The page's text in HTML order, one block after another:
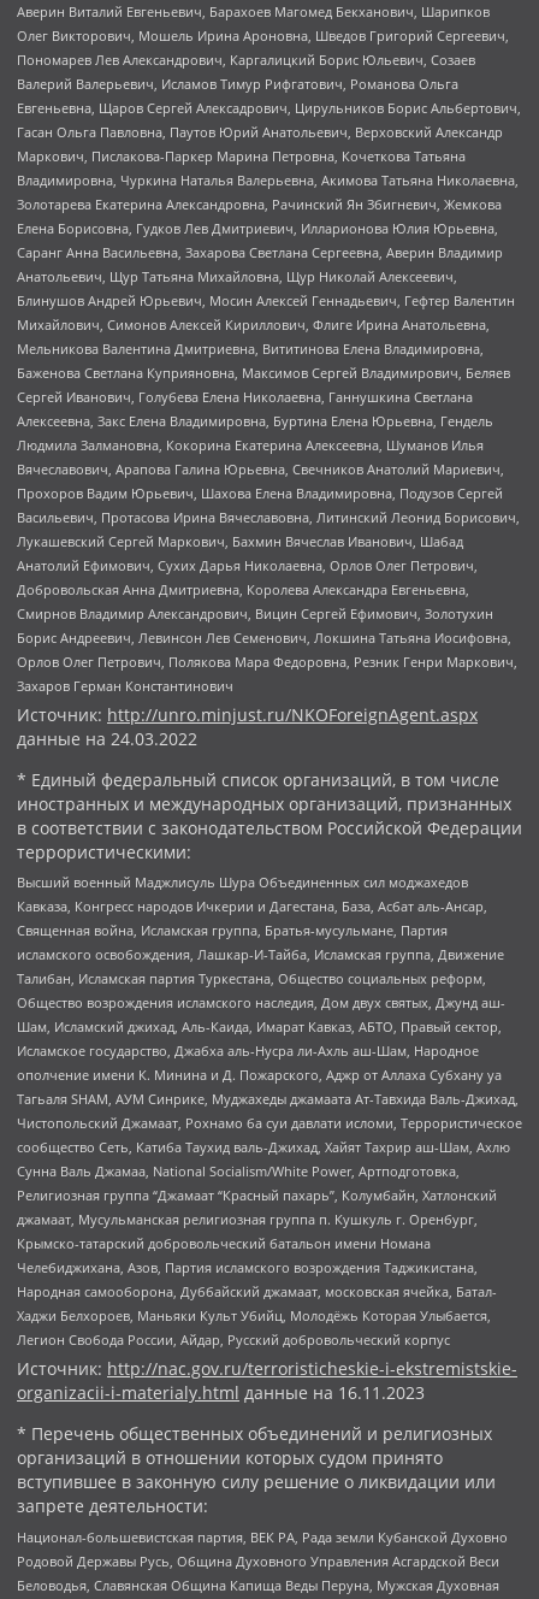
Аверин Виталий Евгеньевич, Барахоев Магомед Бекханович, Шарипков
Олег Викторович, Мошель Ирина Ароновна, Шведов Григорий Сергеевич,
Пономарев Лев Александрович, Каргалицкий Борис Юльевич, Созаев
Валерий Валерьевич, Исламов Тимур Рифгатович, Романова Ольга
Евгеньевна, Щаров Сергей Алексадрович, Цирульников Борис Альбертович,
Гасан Ольга Павловна, Паутов Юрий Анатольевич, Верховский Александр
Маркович, Пислакова-Паркер Марина Петровна, Кочеткова Татьяна
Владимировна, Чуркина Наталья Валерьевна, Акимова Татьяна Николаевна,
Золотарева Екатерина Александровна, Рачинский Ян Збигневич, Жемкова
Елена Борисовна, Гудков Лев Дмитриевич, Илларионова Юлия Юрьевна,
Саранг Анна Васильевна, Захарова Светлана Сергеевна, Аверин Владимир
Анатольевич, Щур Татьяна Михайловна, Щур Николай Алексеевич,
Блинушов Андрей Юрьевич, Мосин Алексей Геннадьевич, Гефтер Валентин
Михайлович, Симонов Алексей Кириллович, Флиге Ирина Анатольевна,
Мельникова Валентина Дмитриевна, Вититинова Елена Владимировна,
Баженова Светлана Куприяновна, Максимов Сергей Владимирович, Беляев
Сергей Иванович, Голубева Елена Николаевна, Ганнушкина Светлана
Алексеевна, Закс Елена Владимировна, Буртина Елена Юрьевна, Гендель
Людмила Залмановна, Кокорина Екатерина Алексеевна, Шуманов Илья
Вячеславович, Арапова Галина Юрьевна, Свечников Анатолий Мариевич,
Прохоров Вадим Юрьевич, Шахова Елена Владимировна, Подузов Сергей
Васильевич, Протасова Ирина Вячеславовна, Литинский Леонид Борисович,
Лукашевский Сергей Маркович, Бахмин Вячеслав Иванович, Шабад
Анатолий Ефимович, Сухих Дарья Николаевна, Орлов Олег Петрович,
Добровольская Анна Дмитриевна, Королева Александра Евгеньевна,
Смирнов Владимир Александрович, Вицин Сергей Ефимович, Золотухин
Борис Андреевич, Левинсон Лев Семенович, Локшина Татьяна Иосифовна,
Орлов Олег Петрович, Полякова Мара Федоровна, Резник Генри Маркович,
Захаров Герман Константинович
Источник: http://unro.minjust.ru/NKOForeignAgent.aspx
данные на 24.03.2022
* Единый федеральный список организаций, в том числе
иностранных и международных организаций, признанных
в соответствии с законодательством Российской Федерации
террористическими:
Высший военный Маджлисуль Шура Объединенных сил моджахедов
Кавказа, Конгресс народов Ичкерии и Дагестана, База, Асбат аль-Ансар,
Священная война, Исламская группа, Братья-мусульмане, Партия
исламского освобождения, Лашкар-И-Тайба, Исламская группа, Движение
Талибан, Исламская партия Туркестана, Общество социальных реформ,
Общество возрождения исламского наследия, Дом двух святых, Джунд аш-
Шам, Исламский джихад, Аль-Каида, Имарат Кавказ, АБТО, Правый сектор,
Исламское государство, Джабха аль-Нусра ли-Ахль аш-Шам, Народное
ополчение имени К. Минина и Д. Пожарского, Аджр от Аллаха Субхану уа
Тагьаля SHAM, АУМ Синрике, Муджахеды джамаата Ат-Тавхида Валь-Джихад,
Чистопольский Джамаат, Рохнамо ба суи давлати исломи, Террористическое
сообщество Сеть, Катиба Таухид валь-Джихад, Хайят Тахрир аш-Шам, Ахлю
Сунна Валь Джамаа, National Socialism/White Power, Артподготовка,
Религиозная группа “Джамаат “Красный пахарь”, Колумбайн, Хатлонский
джамаат, Мусульманская религиозная группа п. Кушкуль г. Оренбург,
Крымско-татарский добровольческий батальон имени Номана
Челебиджихана, Азов, Партия исламского возрождения Таджикистана,
Народная самооборона, Дуббайский джамаат, московская ячейка, Батал-
Хаджи Белхороев, Маньяки Культ Убийц, Молодёжь Которая Улыбается,
Легион Свобода России, Айдар, Русский добровольческий корпус
Источник: http://nac.gov.ru/terroristicheskie-i-ekstremistskie-
organizacii-i-materialy.html данные на 16.11.2023
* Перечень общественных объединений и религиозных
организаций в отношении которых судом принято
вступившее в законную силу решение о ликвидации или
запрете деятельности:
Национал-большевистская партия, ВЕК РА, Рада земли Кубанской Духовно
Родовой Державы Русь, Община Духовного Управления Асгардской Веси
Беловодья, Славянская Община Капища Веды Перуна, Мужская Духовная